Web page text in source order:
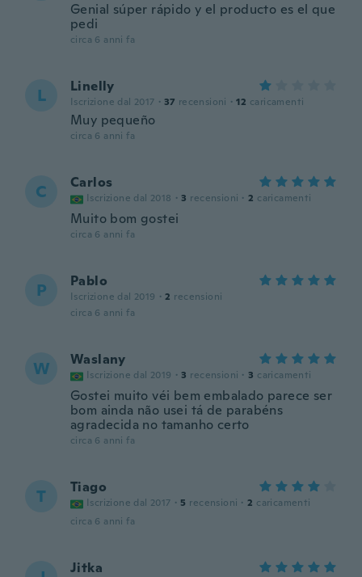
Genial súper rápido y el producto es el que
pedi
circa 6 anni fa
L Linelly
Iscrizione dal 2017 · 37 recensioni · 12 caricamenti
Muy pequeño
circa 6 anni fa
C Carlos
Iscrizione dal 2018 · 3 recensioni · 2 caricamenti
Muito bom gostei
circa 6 anni fa
P Pablo
Iscrizione dal 2019 · 2 recensioni
circa 6 anni fa
W Waslany
Iscrizione dal 2019 · 3 recensioni · 3 caricamenti
Gostei muito véi bem embalado parece ser
bom ainda não usei tá de parabéns
agradecida no tamanho certo
circa 6 anni fa
T Tiago
Iscrizione dal 2017 · 5 recensioni · 2 caricamenti
circa 6 anni fa
Jitka